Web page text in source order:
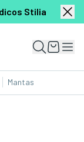
Stilia
Mantas